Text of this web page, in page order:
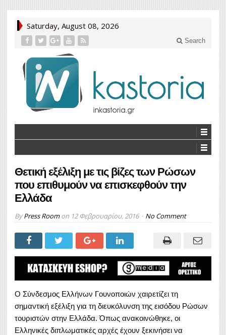
Saturday, August 08, 2026
Search
Θετική εξέλιξη με τις βίζες των Ρώσων
που επιθυμούν να επισκεφθούν την
Ελλάδα
ByPress Roomon 12 Φεβρουαρίου, 2016 No Comment
Ο Σύνδεσμος Ελλήνων Γουνοποιών χαιρετίζει τη
σημαντική εξέλιξη για τη διευκόλυνση της εισόδου Ρώσων
τουριστών στην Ελλάδα. Όπως ανακοινώθηκε, οι
Ελληνικές διπλωματικές αρχές έχουν ξεκινήσει να